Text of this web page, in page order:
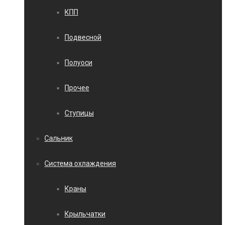
КПП
Подвесной
Полуоси
Прочее
Ступицы
Сальник
Система охлаждения
Краны
Крыльчатки